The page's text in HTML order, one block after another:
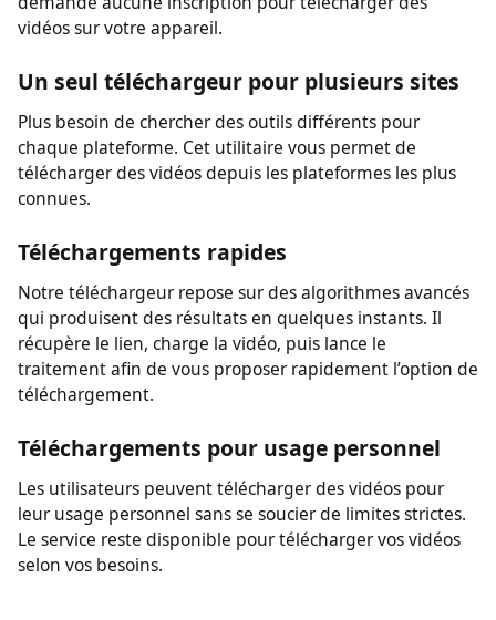
Sans inscription
avant utilisation. Si vous souhaitez enregistrer une vidéo
sans créer de compte, cet outil est fait pour vous. Il ne
demande aucune inscription pour télécharger des
vidéos sur votre appareil.
Plus besoin de chercher des outils différents pour
chaque plateforme. Cet utilitaire vous permet de
télécharger des vidéos depuis les plateformes les plus
connues.
Téléchargements rapides
Notre téléchargeur repose sur des algorithmes avancés
qui produisent des résultats en quelques instants. Il
récupère le lien, charge la vidéo, puis lance le
traitement afin de vous proposer rapidement l’option de
téléchargement.